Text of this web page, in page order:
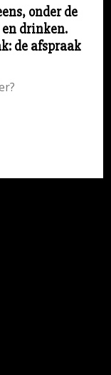
onder de
en drinken.
de afspraak
Login
aan iets